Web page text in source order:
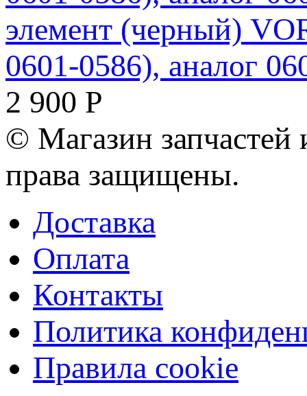
элемент (черный)
0601-0586), аналог
2 900 Р
© Магазин
права защищены.
Доставка
Оплата
Контакты
Политика
Правила cookie